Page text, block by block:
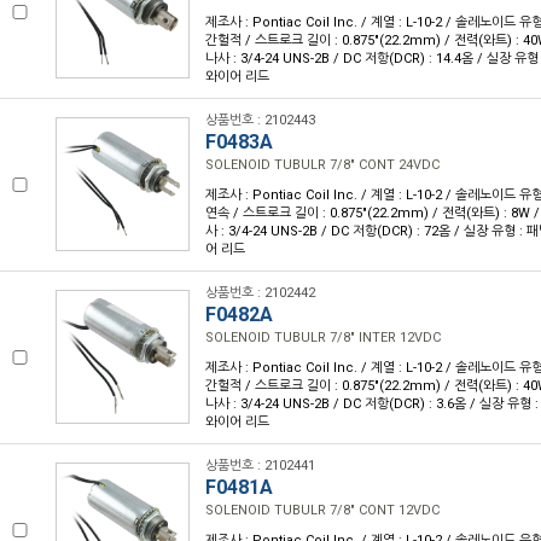
제조사 : Pontiac Coil Inc. / 계열 : L-10-2 / 솔레노이드 유
간헐적 / 스트로크 길이 : 0.875"(22.2mm) / 전력(와트) :
나사 : 3/4-24 UNS-2B / DC 저항(DCR) : 14.4옴 / 실장 유
와이어 리드
상품번호 : 2102443
F0483A
SOLENOID TUBULR 7/8" CONT 24VDC
제조사 : Pontiac Coil Inc. / 계열 : L-10-2 / 솔레노이드 유
연속 / 스트로크 길이 : 0.875"(22.2mm) / 전력(와트) : 8W
사 : 3/4-24 UNS-2B / DC 저항(DCR) : 72옴 / 실장 유형 :
어 리드
상품번호 : 2102442
F0482A
SOLENOID TUBULR 7/8" INTER 12VDC
제조사 : Pontiac Coil Inc. / 계열 : L-10-2 / 솔레노이드 유
간헐적 / 스트로크 길이 : 0.875"(22.2mm) / 전력(와트) :
나사 : 3/4-24 UNS-2B / DC 저항(DCR) : 3.6옴 / 실장 유형
와이어 리드
상품번호 : 2102441
F0481A
SOLENOID TUBULR 7/8" CONT 12VDC